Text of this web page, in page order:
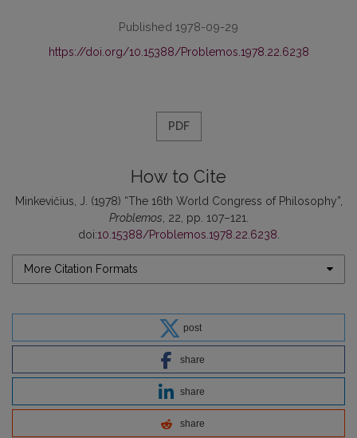
Published 1978-09-29
https://doi.org/10.15388/Problemos.1978.22.6238
PDF
How to Cite
Minkevičius, J. (1978) “The 16th World Congress of Philosophy”,
Problemos , 22, pp. 107–121.
doi:10.15388/Problemos.1978.22.6238
More Citation Formats
post
share
share
share